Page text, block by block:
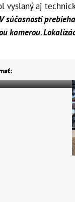
vyslaný aj
súčasnosti
kamerou.